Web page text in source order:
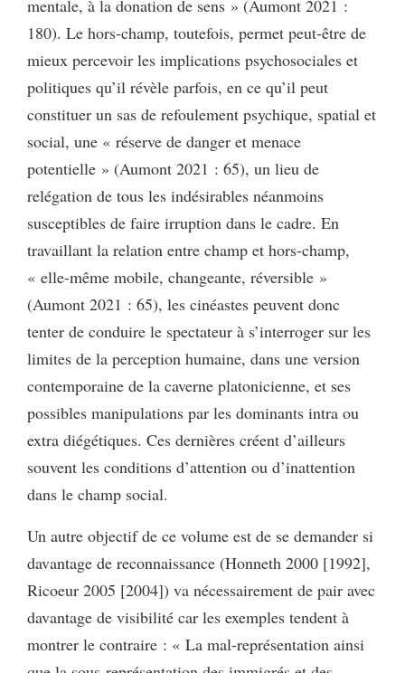
mentale, à la donation de sens » (Aumont 2021 :
180). Le hors-champ, toutefois, permet peut-être de
mieux percevoir les implications psychosociales et
politiques qu’il révèle parfois, en ce qu’il peut
constituer un sas de refoulement psychique, spatial et
social, une « réserve de danger et menace
potentielle » (Aumont 2021 : 65), un lieu de
relégation de tous les indésirables néanmoins
susceptibles de faire irruption dans le cadre. En
travaillant la relation entre champ et hors-champ,
« elle-même mobile, changeante, réversible »
(Aumont 2021 : 65), les cinéastes peuvent donc
tenter de conduire le spectateur à s’interroger sur les
limites de la perception humaine, dans une version
contemporaine de la caverne platonicienne, et ses
possibles manipulations par les dominants intra ou
extra diégétiques. Ces dernières créent d’ailleurs
souvent les conditions d’attention ou d’inattention
dans le champ social.
Un autre objectif de ce volume est de se demander si
davantage de reconnaissance (Honneth 2000 [1992],
Ricoeur 2005 [2004]) va nécessairement de pair avec
davantage de visibilité car les exemples tendent à
montrer le contraire : « La mal-représentation ainsi